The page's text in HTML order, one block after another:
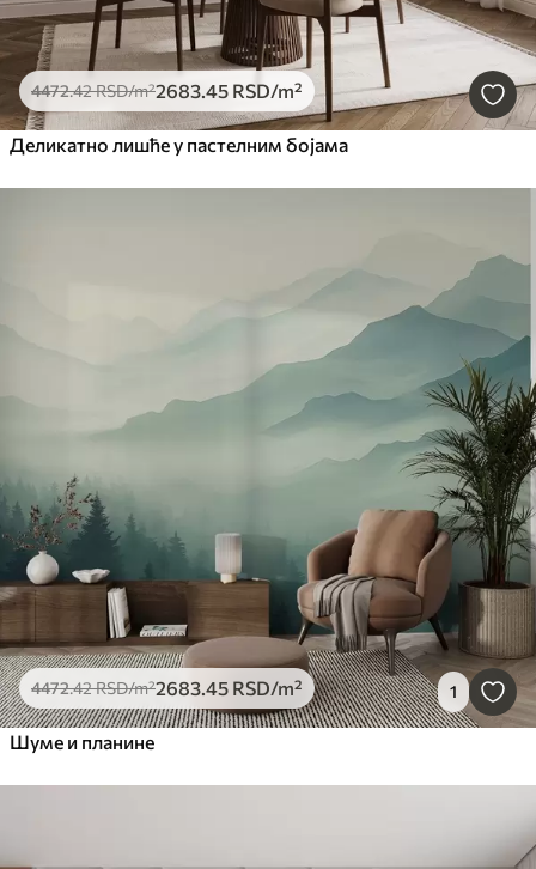
4472.42RSD/m²2683.45 RSD/m²
Деликатно лишће у пастелним бојама
4472.42RSD/m²2683.45 RSD/m² 1
Шуме и планине